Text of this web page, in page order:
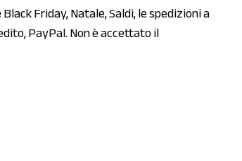
Friday, Natale, Saldi, le spedizioni a
PayPal. Non è accettato il